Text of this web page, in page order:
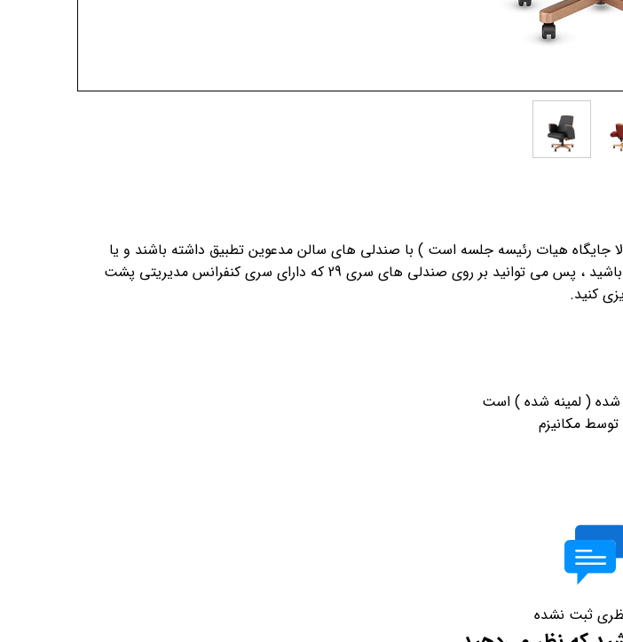
جایگاه هیات رئیسه جلسه است ) با صندلی های سالن مدعوین تطبیق داشته باشند و یا
اینکه یک اتاق با یک صندلی مدیریتی که جلسات شما را رسمی تر نشان دهد داشته باشید ، پس می توانید بر روی صندلی های سری 29 که دارای سری کنفرانس مدیریتی پشت
شده ( لمینه شده ) است
ثبت نشده